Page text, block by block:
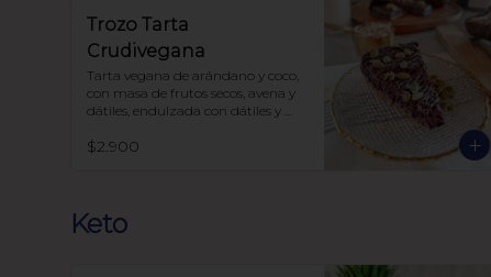
Trozo Tarta
Crudivegana
Tarta vegana de arándano y coco,
con masa de frutos secos, avena y
dátiles, endulzada con dátiles y
$2.900
Keto